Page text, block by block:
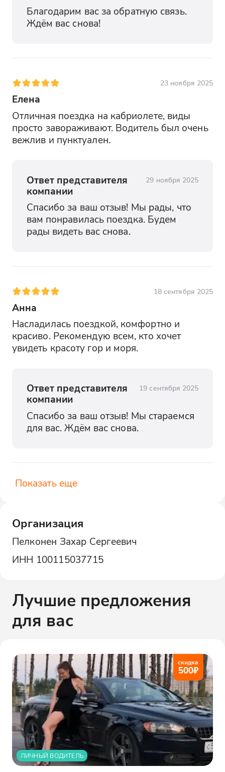
Благодарим вас за обратную связь.
Ждём вас снова!
23 ноября 2025
Елена
Отличная поездка на кабриолете, виды
просто завораживают. Водитель был очень
вежлив и пунктуален.
Ответ представителя
компании
29 ноября 2025
Спасибо за ваш отзыв! Мы рады, что
вам понравилась поездка. Будем
рады видеть вас снова.
18 сентября 2025
Анна
Насладилась поездкой, комфортно и
красиво. Рекомендую всем, кто хочет
увидеть красоту гор и моря.
Ответ представителя
компании
19 сентября 2025
Спасибо за ваш отзыв! Мы стараемся
для вас. Ждём вас снова.
Показать еще
Организация
Пелконен Захар Сергеевич
ИНН 100115037715
Лучшие предложения
для вас
скидка
500₽
ЛИЧНЫЙ ВОДИТЕЛЬ